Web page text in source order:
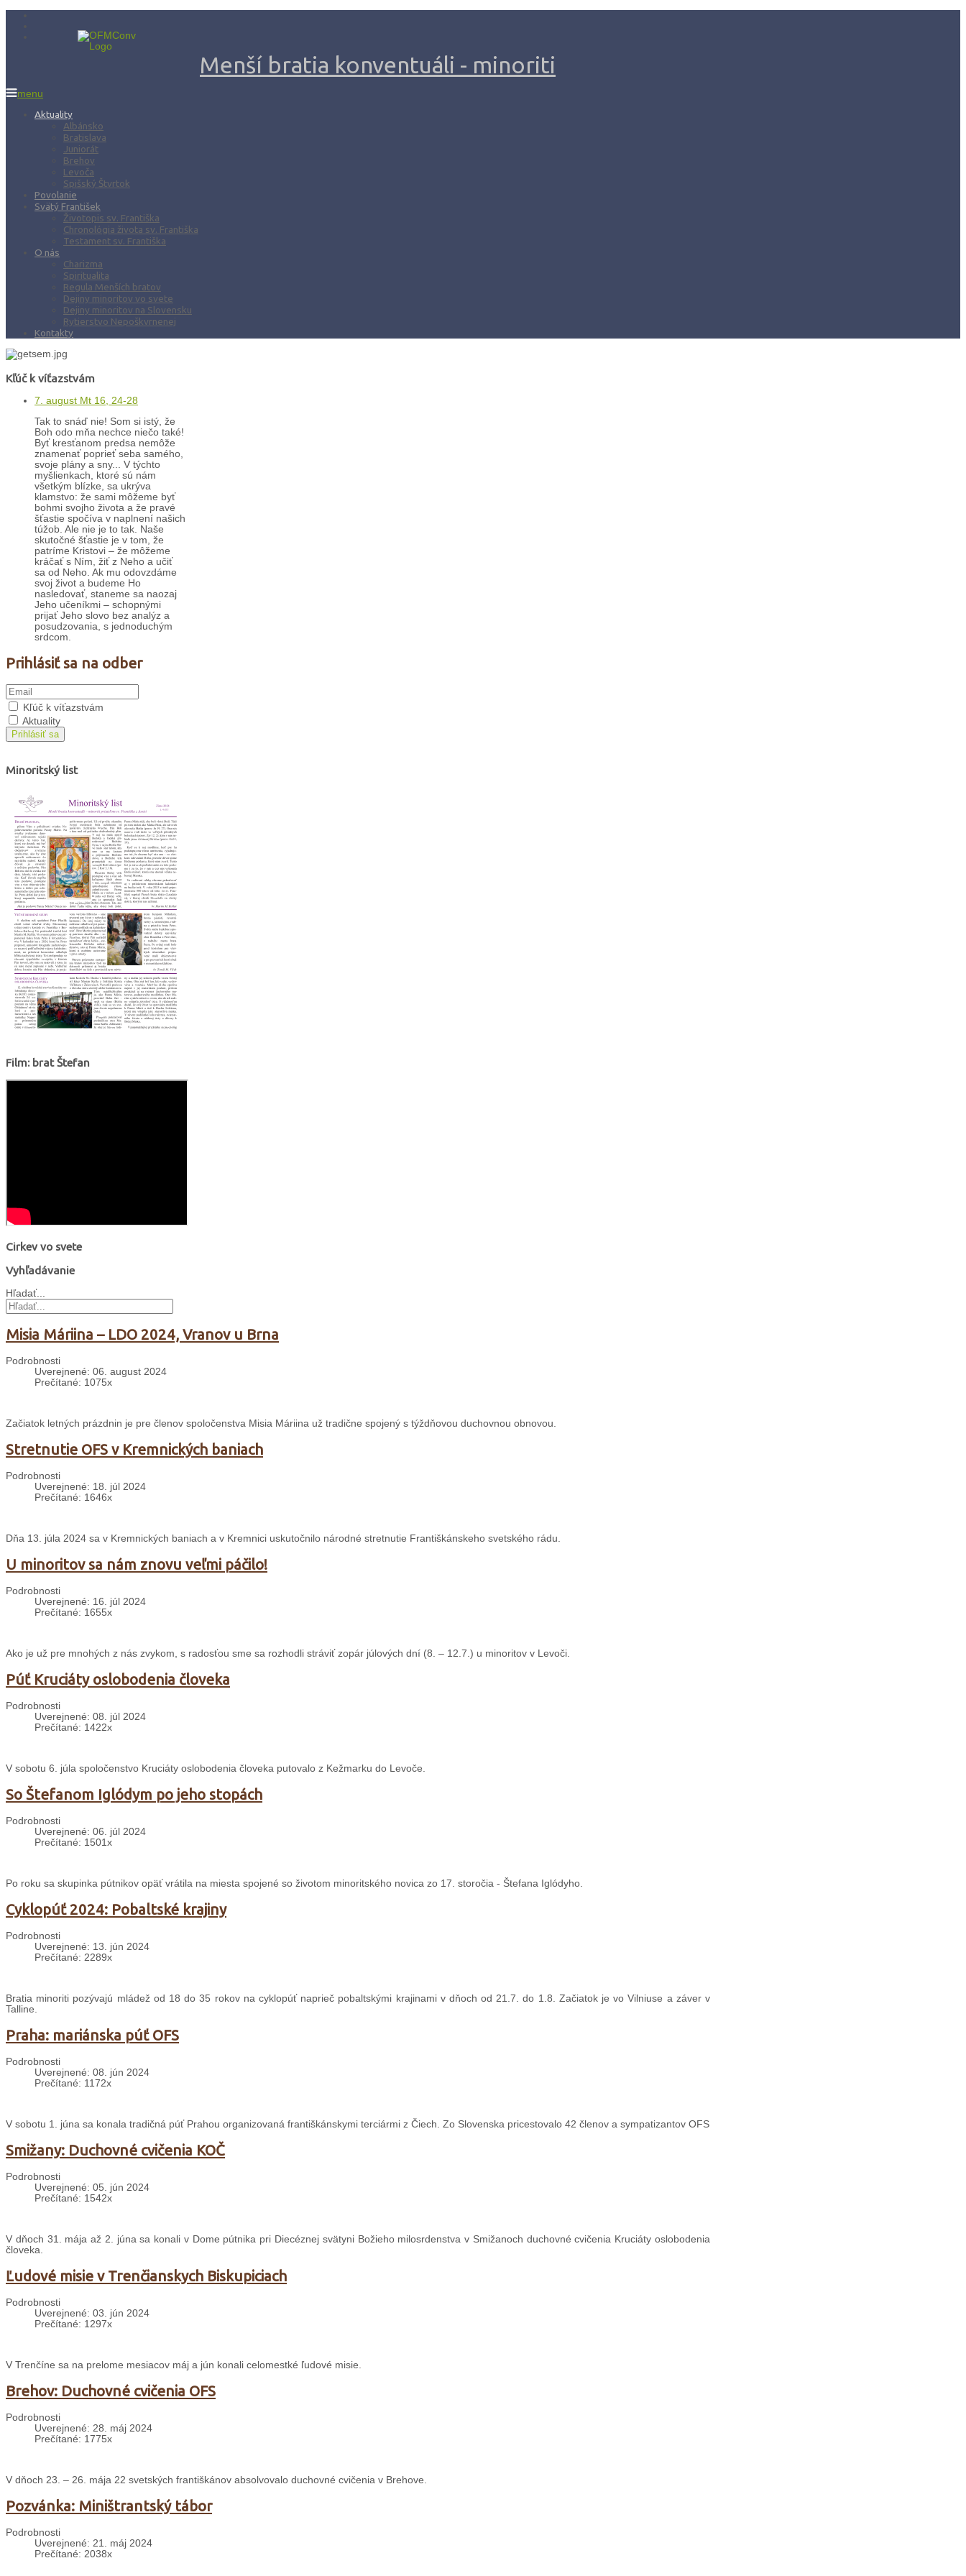
Menší bratia konventuáli - minoriti
menu
Aktuality
Albánsko
Bratislava
Juniorát
Brehov
Levoča
Spišský Štvrtok
Povolanie
Svätý František
Životopis sv. Františka
Chronológia života sv. Františka
Testament sv. Františka
O nás
Charizma
Spiritualita
Regula Menších bratov
Dejiny minoritov vo svete
Dejiny minoritov na Slovensku
Rytierstvo Nepoškvrnenej
Kontakty
Kľúč k víťazstvám
7. august Mt 16, 24-28
Tak to snáď nie! Som si istý, že
Boh odo mňa nechce niečo také!
Byť kresťanom predsa nemôže
znamenať poprieť seba samého,
svoje plány a sny... V týchto
myšlienkach, ktoré sú nám
všetkým blízke, sa ukrýva
klamstvo: že sami môžeme byť
bohmi svojho života a že pravé
šťastie spočíva v naplnení našich
túžob. Ale nie je to tak. Naše
skutočné šťastie je v tom, že
patríme Kristovi – že môžeme
kráčať s Ním, žiť z Neho a učiť
sa od Neho. Ak mu odovzdáme
svoj život a budeme Ho
nasledovať, staneme sa naozaj
Jeho učeníkmi – schopnými
prijať Jeho slovo bez analýz a
posudzovania, s jednoduchým
srdcom.
Prihlásiť sa na odber
Kľúč k víťazstvám
Aktuality
Prihlásiť sa
Minoritský list
Film: brat Štefan
Cirkev vo svete
Vyhľadávanie
Hľadať...
Misia Máriina – LDO 2024, Vranov u Brna
Podrobnosti
Uverejnené: 06. august 2024
Prečítané: 1075x
Začiatok letných prázdnin je pre členov spoločenstva Misia Máriina už tradične spojený s týždňovou duchovnou obnovou.
Stretnutie OFS v Kremnických baniach
Podrobnosti
Uverejnené: 18. júl 2024
Prečítané: 1646x
Dňa 13. júla 2024 sa v Kremnických baniach a v Kremnici uskutočnilo národné stretnutie Františkánskeho svetského rádu.
U minoritov sa nám znovu veľmi páčilo!
Podrobnosti
Uverejnené: 16. júl 2024
Prečítané: 1655x
Ako je už pre mnohých z nás zvykom, s radosťou sme sa rozhodli stráviť zopár júlových dní (8. – 12.7.) u minoritov v Levoči.
Púť Kruciáty oslobodenia človeka
Podrobnosti
Uverejnené: 08. júl 2024
Prečítané: 1422x
V sobotu 6. júla spoločenstvo Kruciáty oslobodenia človeka putovalo z Kežmarku do Levoče.
So Štefanom Iglódym po jeho stopách
Podrobnosti
Uverejnené: 06. júl 2024
Prečítané: 1501x
Po roku sa skupinka pútnikov opäť vrátila na miesta spojené so životom minoritského novica zo 17. storočia - Štefana Iglódyho.
Cyklopúť 2024: Pobaltské krajiny
Podrobnosti
Uverejnené: 13. jún 2024
Prečítané: 2289x
Bratia minoriti pozývajú mládež od 18 do 35 rokov na cyklopúť naprieč pobaltskými krajinami v dňoch od 21.7. do 1.8. Začiatok je vo Vilniuse a záver v
Talline.
Praha: mariánska púť OFS
Podrobnosti
Uverejnené: 08. jún 2024
Prečítané: 1172x
V sobotu 1. júna sa konala tradičná púť Prahou organizovaná františkánskymi terciármi z Čiech. Zo Slovenska pricestovalo 42 členov a sympatizantov OFS
Smižany: Duchovné cvičenia KOČ
Podrobnosti
Uverejnené: 05. jún 2024
Prečítané: 1542x
V dňoch 31. mája až 2. júna sa konali v Dome pútnika pri Diecéznej svätyni Božieho milosrdenstva v Smižanoch duchovné cvičenia Kruciáty oslobodenia
človeka.
Ľudové misie v Trenčianskych Biskupiciach
Podrobnosti
Uverejnené: 03. jún 2024
Prečítané: 1297x
V Trenčíne sa na prelome mesiacov máj a jún konali celomestké ľudové misie.
Brehov: Duchovné cvičenia OFS
Podrobnosti
Uverejnené: 28. máj 2024
Prečítané: 1775x
V dňoch 23. – 26. mája 22 svetských františkánov absolvovalo duchovné cvičenia v Brehove.
Pozvánka: Miništrantský tábor
Podrobnosti
Uverejnené: 21. máj 2024
Prečítané: 2038x